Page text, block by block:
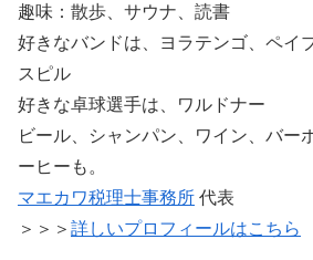
趣味：散歩、サウナ、読書
好きなバンドは、ヨラテンゴ、ペイ
スピル
好きな卓球選手は、ワルドナー
ビール、シャンパン、ワイン、バー
ーヒーも。
マエカワ税理士事務所 代表
＞＞＞ 詳しいプロフィールはこちら